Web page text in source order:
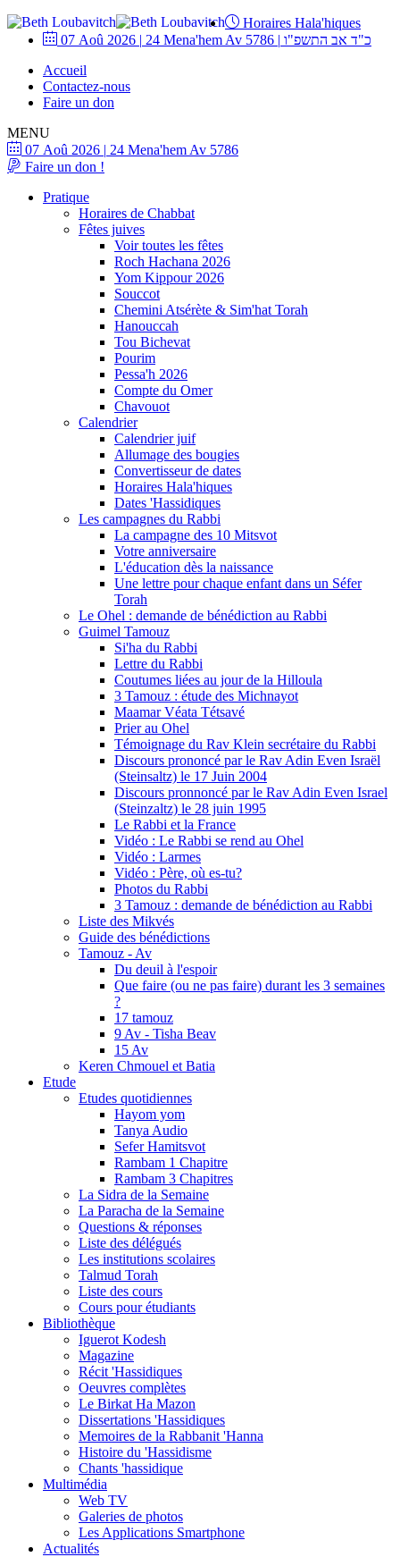
Horaires Hala'hiques
07 Aoû 2026 | 24 Mena'hem Av 5786 | כ"ד אב התשפ"ו
Accueil
Contactez-nous
Faire un don
MENU
07 Aoû 2026 | 24 Mena'hem Av 5786
Faire un don !
Pratique
Horaires de Chabbat
Fêtes juives
Voir toutes les fêtes
Roch Hachana 2026
Yom Kippour 2026
Souccot
Chemini Atsérète & Sim'hat Torah
Hanouccah
Tou Bichevat
Pourim
Pessa'h 2026
Compte du Omer
Chavouot
Calendrier
Calendrier juif
Allumage des bougies
Convertisseur de dates
Horaires Hala'hiques
Dates 'Hassidiques
Les campagnes du Rabbi
La campagne des 10 Mitsvot
Votre anniversaire
L'éducation dès la naissance
Une lettre pour chaque enfant dans un Séfer
Torah
Le Ohel : demande de bénédiction au Rabbi
Guimel Tamouz
Si'ha du Rabbi
Lettre du Rabbi
Coutumes liées au jour de la Hilloula
3 Tamouz : étude des Michnayot
Maamar Véata Tétsavé
Prier au Ohel
Témoignage du Rav Klein secrétaire du Rabbi
Discours prononcé par le Rav Adin Even Israël
(Steinsaltz) le 17 Juin 2004
Discours pronnoncé par le Rav Adin Even Israel
(Steinzaltz) le 28 juin 1995
Le Rabbi et la France
Vidéo : Le Rabbi se rend au Ohel
Vidéo : Larmes
Vidéo : Père, où es-tu?
Photos du Rabbi
3 Tamouz : demande de bénédiction au Rabbi
Liste des Mikvés
Guide des bénédictions
Tamouz - Av
Du deuil à l'espoir
Que faire (ou ne pas faire) durant les 3 semaines
?
17 tamouz
9 Av - Tisha Beav
15 Av
Keren Chmouel et Batia
Etude
Etudes quotidiennes
Hayom yom
Tanya Audio
Sefer Hamitsvot
Rambam 1 Chapitre
Rambam 3 Chapitres
La Sidra de la Semaine
La Paracha de la Semaine
Questions & réponses
Liste des délégués
Les institutions scolaires
Talmud Torah
Liste des cours
Cours pour étudiants
Bibliothèque
Iguerot Kodesh
Magazine
Récit 'Hassidiques
Oeuvres complètes
Le Birkat Ha Mazon
Dissertations 'Hassidiques
Memoires de la Rabbanit 'Hanna
Histoire du 'Hassidisme
Chants 'hassidique
Multimédia
Web TV
Galeries de photos
Les Applications Smartphone
Actualités